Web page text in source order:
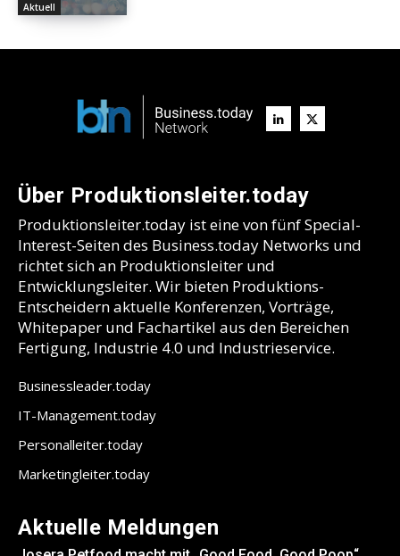
Aktuell
Über Produktionsleiter.today
Produktionsleiter.today ist eine von fünf Special-
Interest-Seiten des Business.today Networks und
richtet sich an Produktionsleiter und
Entwicklungsleiter. Wir bieten Produktions-
Entscheidern aktuelle Konferenzen, Vorträge,
Whitepaper und Fachartikel aus den Bereichen
Fertigung, Industrie 4.0 und Industrieservice.
Businessleader.today
IT-Management.today
Personalleiter.today
Marketingleiter.today
Aktuelle Meldungen